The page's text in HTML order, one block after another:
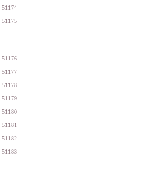
51174
51175
51176
51177
51178
51179
51180
51181
51182
51183